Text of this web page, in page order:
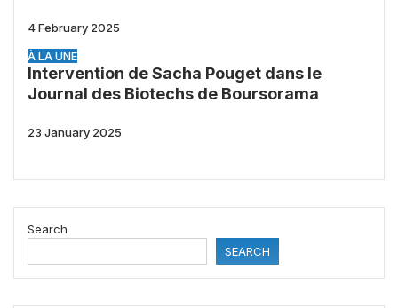
4 February 2025
À LA UNE
Intervention de Sacha Pouget dans le
Journal des Biotechs de Boursorama
23 January 2025
Search
SEARCH